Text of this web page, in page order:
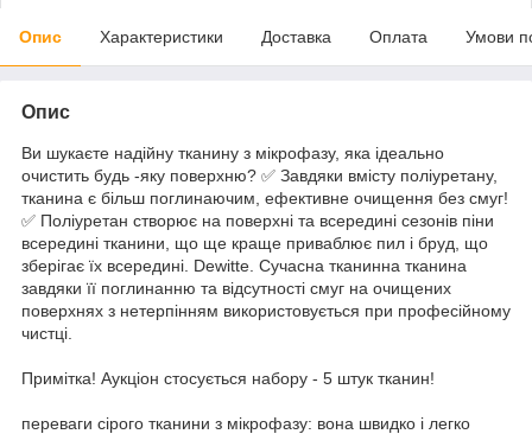
Опис Характеристики Доставка Оплата Умови
Опис
Ви шукаєте надійну тканину з мікрофазу, яка ідеально
очистить будь -яку поверхню? ✅ Завдяки вмісту поліуретану,
тканина є більш поглинаючим, ефективне очищення без смуг!
✅ Поліуретан створює на поверхні та всередині сезонів піни
всередині тканини, що ще краще приваблює пил і бруд, що
зберігає їх всередині. Dewitte. Сучасна тканинна тканина
завдяки її поглинанню та відсутності смуг на очищених
поверхнях з нетерпінням використовується при професійному
чистці.
Примітка! Аукціон стосується набору - 5 штук тканин!
переваги сірого тканини з мікрофазу: вона швидко і легко